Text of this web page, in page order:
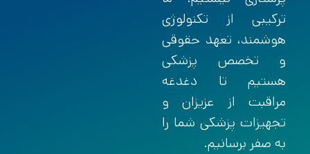
ترکیبی از تکنولوژی
هوشمند، تعهد حقوقی
و تخصص پزشکی
هستیم تا دغدغه
مراقبت از عزیزان و
تجهیزات پزشکی شما را
به صفر برسانیم.